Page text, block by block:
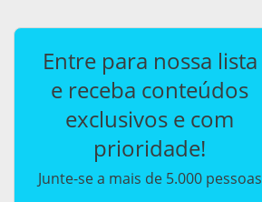
Entre para nossa lista
e receba conteúdos
exclusivos e com
prioridade!
Junte-se a mais de 5.000 pessoas